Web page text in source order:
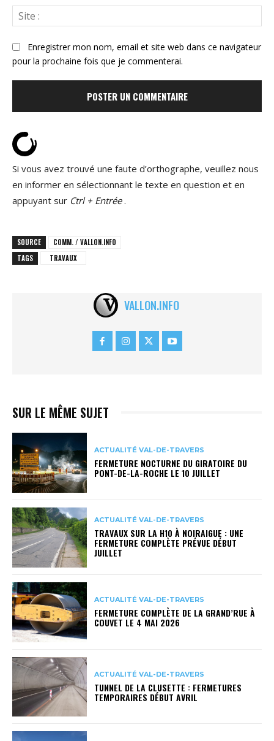
:
Enregistrer mon nom, email et site web dans ce navigateur
pour la prochaine fois que je commenterai.
Si vous avez trouvé une faute d’orthographe, veuillez nous
en informer en sélectionnant le texte en question et en
appuyant sur Ctrl + Entrée.
SOURCE
COMM. / VALLON.INFO
TAGS
TRAVAUX
VALLON.INFO
SUR LE MÊME SUJET
ACTUALITÉ VAL-DE-TRAVERS
FERMETURE NOCTURNE DU GIRATOIRE DU
PONT-DE-LA-ROCHE LE 10 JUILLET
ACTUALITÉ VAL-DE-TRAVERS
TRAVAUX SUR LA H10 À NOIRAIGUE : UNE
FERMETURE COMPLÈTE PRÉVUE DÉBUT
JUILLET
ACTUALITÉ VAL-DE-TRAVERS
FERMETURE COMPLÈTE DE LA GRAND’RUE À
COUVET LE 4 MAI 2026
ACTUALITÉ VAL-DE-TRAVERS
TUNNEL DE LA CLUSETTE : FERMETURES
TEMPORAIRES DÉBUT AVRIL